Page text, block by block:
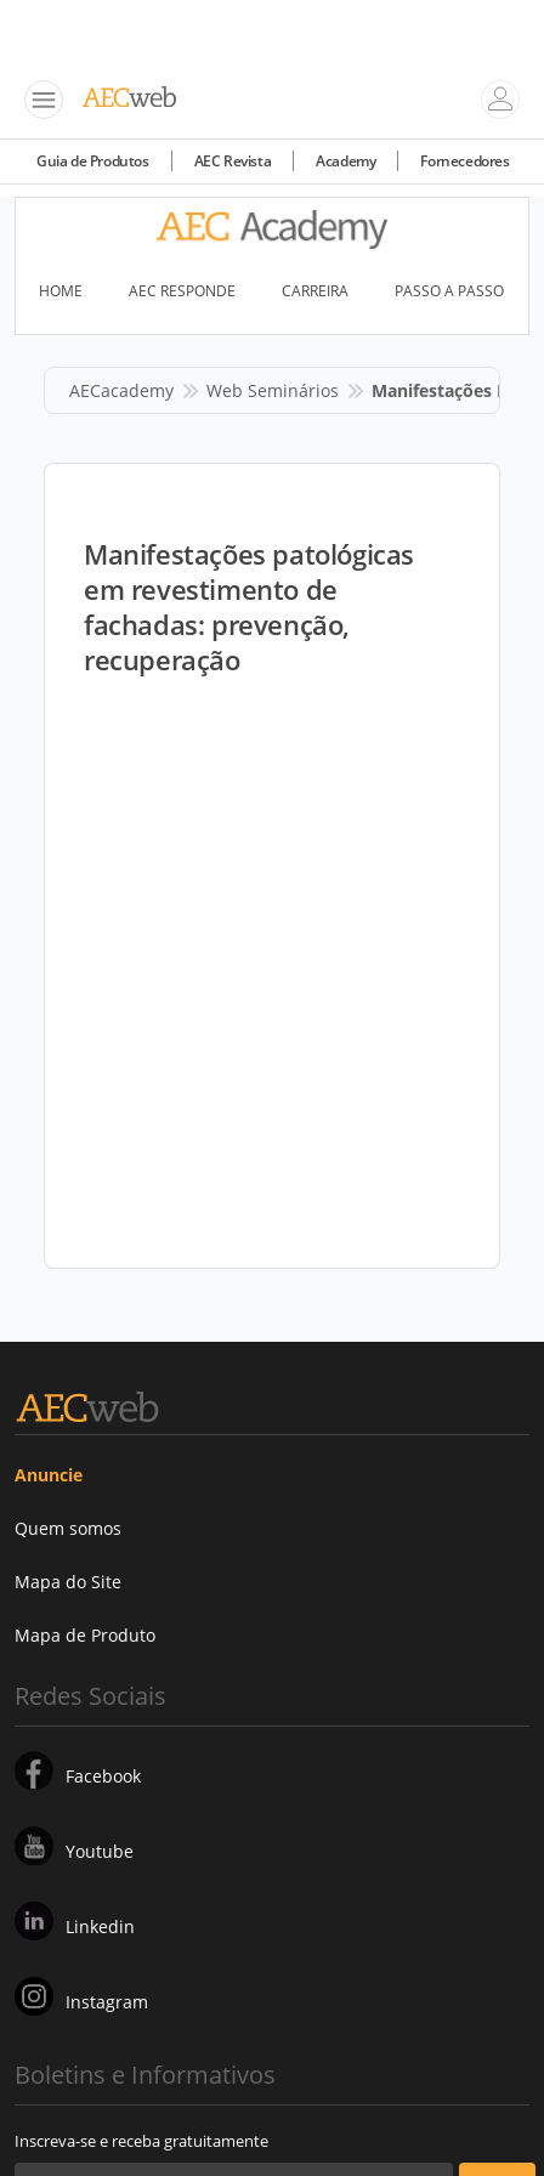
Guia de Produtos AEC Revista Academy Fornecedores
HOME AEC RESPONDE CARREIRA PASSO A PASSO
AECacademy Web Seminários Manifestações
Manifestações patológicas
em revestimento de
fachadas: prevenção,
recuperação
Anuncie
Quem somos
Mapa do Site
Mapa de Produto
Redes Sociais
Facebook
Youtube
Linkedin
Instagram
Boletins e Informativos
Inscreva-se e receba gratuitamente